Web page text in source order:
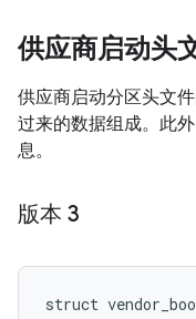
供应商启动头
供应商启动分区头文
过来的数据组成。此
息。
版本 3
struct